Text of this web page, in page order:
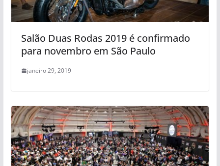
Salão Duas Rodas 2019 é confirmado
para novembro em São Paulo
janeiro 29, 2019